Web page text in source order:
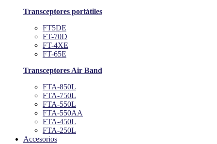
Transceptores portátiles
FT5DE
FT-70D
FT-4XE
FT-65E
Transceptores Air Band
FTA-850L
FTA-750L
FTA-550L
FTA-550AA
FTA-450L
FTA-250L
Accesorios